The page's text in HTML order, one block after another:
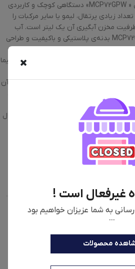
غیرفعال است !
به شما عزیزان خواهیم بود
...
محصولات
آب مرکبات‌گیری «بوش» مدل « MCP72GPW» دستگاهی کوچک و کاربردی
زیادی پرتقال، لیمو یا سایر مرکبات را
ظرفیت مخزن آبگیری آن یک لیتر است. آب
مرکبات‌گیری بوش مدل MCP72GPW بدنه‌ی پلاستیکی و باکیفیت و طراحی
به شکل ویژه‌ای طراحی شده است؛
خود سوار می‌شود و آب‌پرتقال را مستقیما
جای می‌گیرد. زمانی‌که آب‌پرتقال درون آن
است و کاربر یا میهمانان را به نوشیدن
می‌کند. درپوش مخصوص تنگ نیز همراه
آب‌میوه مصرف نشد، بتوان آن را در یخچال
سر میز صبحانه خنک شود.